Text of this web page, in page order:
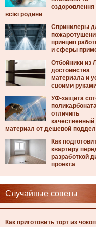
всієї родини
Спринклеры
принцип
и сферы
Отбойники из
достоинства
материала и
своими
УФ-защита
отличить
качественный
материал от дешевой
Как
квартиру
разработкой
проекта
Случайные советы
Как приготовить торт из